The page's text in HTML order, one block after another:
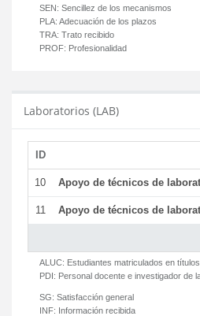
SEN: Sencillez de los mecanismos
PLA: Adecuación de los plazos
TRA: Trato recibido
PROF: Profesionalidad
Laboratorios (LAB)
ID
10 Apoyo de técnicos de
11 Apoyo de técnicos de
ALUC: Estudiantes matriculados en
PDI: Personal docente e investigador de
SG: Satisfacción general
INF: Información recibida